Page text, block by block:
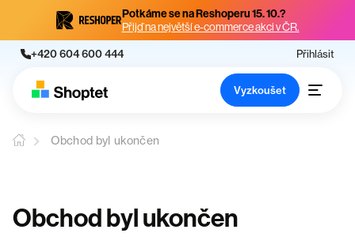
Potkáme se na Reshoperu 15. 10.?
Přijď na největší e-commerce akci v ČR.
+420 604 600 444 Přihlásit
Vyzkoušet
Obchod byl ukončen
Obchod byl ukončen